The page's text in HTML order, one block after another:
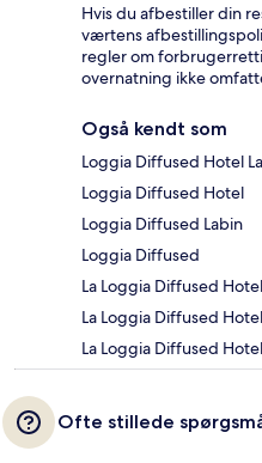
Hvis du afbestiller din
værtens
regler om
overnatning ikke
Også kendt som
Loggia Diffused Hotel
Loggia Diffused Hotel
Loggia Diffused Labin
Loggia Diffused
La Loggia Diffused
La Loggia Diffused
La Loggia Diffused
Ofte stillede